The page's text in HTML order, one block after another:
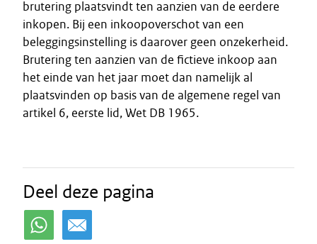
brutering plaatsvindt ten aanzien van de eerdere
inkopen. Bij een inkoopoverschot van een
beleggingsinstelling is daarover geen onzekerheid.
Brutering ten aanzien van de fictieve inkoop aan
het einde van het jaar moet dan namelijk al
plaatsvinden op basis van de algemene regel van
artikel 6, eerste lid, Wet DB 1965.
Deel deze pagina